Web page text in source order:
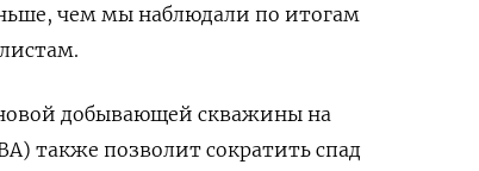
чем мы наблюдали по итогам
добывающей скважины на
также позволит сократить спад